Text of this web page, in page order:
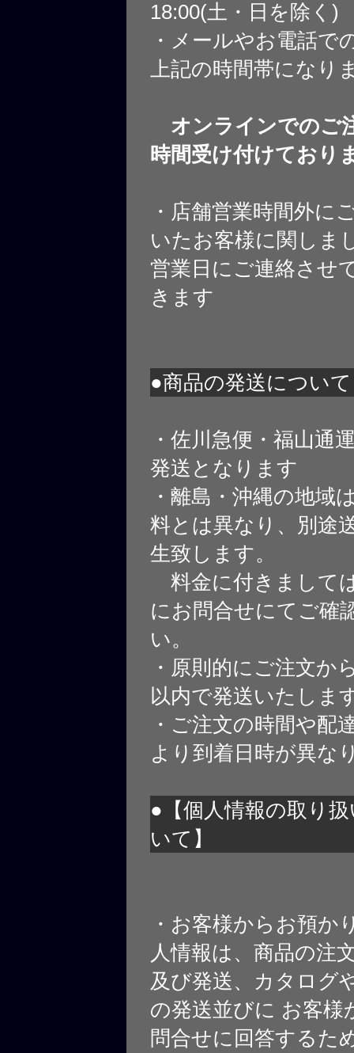
18:00(土・日を除く)
・メールやお電話で
上記の時間帯になり
オンラインでのご
時間受け付けており
・店舗営業時間外に
いたお客様に関しま
営業日にご連絡させ
きます
●商品の発送について
・佐川急便・福山通
発送となります
・離島・沖縄の地域
料とは異なり、別途
生致します。
料金に付きまして
にお問合せにてご確
い。
・原則的にご注文か
以内で発送いたしま
・ご注文の時間や配
より到着日時が異な
●【個人情報の取り
いて】
・お客様からお預か
人情報は、商品の注
及び発送、カタログ
の発送並びに お客様
問合せに回答するた